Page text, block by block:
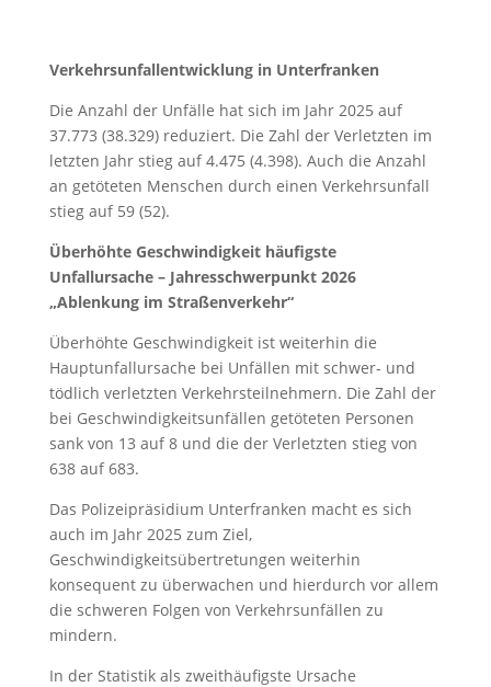
Verkehrsunfallentwicklung in Unterfranken
Die Anzahl der Unfälle hat sich im Jahr 2025 auf
37.773 (38.329) reduziert. Die Zahl der Verletzten im
letzten Jahr stieg auf 4.475 (4.398). Auch die Anzahl
an getöteten Menschen durch einen Verkehrsunfall
stieg auf 59 (52).
Überhöhte Geschwindigkeit häufigste
Unfallursache – Jahresschwerpunkt 2026
„Ablenkung im Straßenverkehr“
Überhöhte Geschwindigkeit ist weiterhin die
Hauptunfallursache bei Unfällen mit schwer- und
tödlich verletzten Verkehrsteilnehmern. Die Zahl der
bei Geschwindigkeitsunfällen getöteten Personen
sank von 13 auf 8 und die der Verletzten stieg von
638 auf 683.
Das Polizeipräsidium Unterfranken macht es sich
auch im Jahr 2025 zum Ziel,
Geschwindigkeitsübertretungen weiterhin
konsequent zu überwachen und hierdurch vor allem
die schweren Folgen von Verkehrsunfällen zu
mindern.
In der Statistik als zweithäufigste Ursache